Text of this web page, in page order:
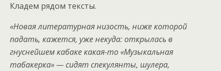
Кладем рядом тексты.
«Новая литературная низость, ниже которой
падать, кажется, уже некуда: открылась в
гнуснейшем кабаке какая-то «Музыкальная
табакерка» — сидят спекулянты, шулера,